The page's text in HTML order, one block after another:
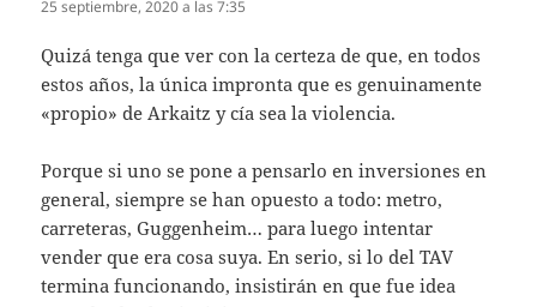
25 septiembre, 2020 a las 7:35
Quizá tenga que ver con la certeza de que, en todos
estos años, la única impronta que es genuinamente
«propio» de Arkaitz y cía sea la violencia.
Porque si uno se pone a pensarlo en inversiones en
general, siempre se han opuesto a todo: metro,
carreteras, Guggenheim… para luego intentar
vender que era cosa suya. En serio, si lo del TAV
termina funcionando, insistirán en que fue idea